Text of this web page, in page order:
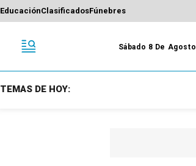
EducaciónClasificadosFúnebres
Sábado 8 De Agosto
TEMAS DE HOY: